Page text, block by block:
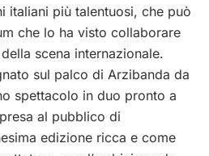
italiani più talentuosi, che può
che lo ha visto collaborare
scena internazionale.
sul palco di Arzibanda da
spettacolo in duo pronto a
al pubblico di
edizione ricca e come